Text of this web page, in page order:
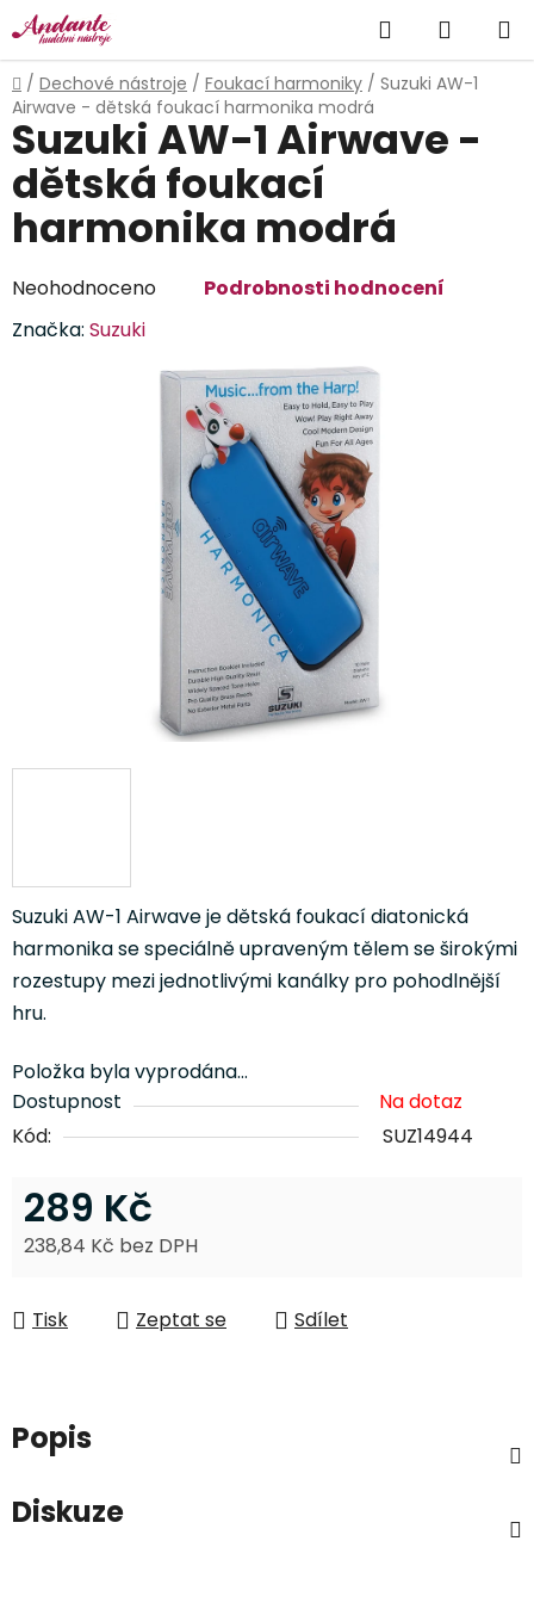
Přejít
na
obsah
Hledat
KOŠÍK
Domů
/ Dechové nástroje / Foukací harmoniky / Suzuki AW-1
Airwave - dětská foukací harmonika modrá
Suzuki AW-1 Airwave je dětská foukací diatonická
harmonika se speciálně upraveným tělem se širokými
rozestupy mezi jednotlivými kanálky pro pohodlnější
hru.
Položka byla vyprodána…
Dostupnost
Na dotaz
Kód:
SUZ14944
289 Kč
238,84 Kč bez DPH
Tisk
Zeptat se Sdílet
Suzuki AW-1 Airwave -
dětská foukací
harmonika modrá
Průměrné
produktu
Neohodnoceno
Podrobnosti hodnocení
Značka: Suzuki
Popis
Diskuze